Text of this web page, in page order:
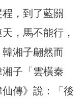
，到了藍關
，馬不能行，
湘子翩然而
子「雲橫秦
傳》說：「後